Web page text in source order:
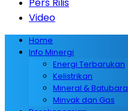
Video
Home
Info Minergi
Energi Terbarukan
Kelistrikan
Mineral & Batubara
Minyak dan Gas